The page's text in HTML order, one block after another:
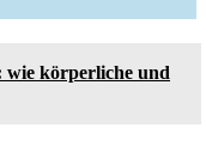
körperliche und